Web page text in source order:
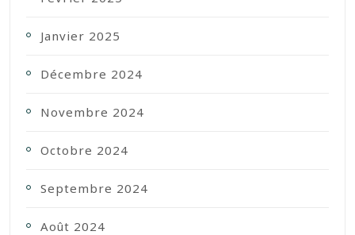
Janvier 2025
Décembre 2024
Novembre 2024
Octobre 2024
Septembre 2024
Août 2024